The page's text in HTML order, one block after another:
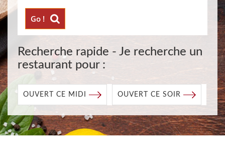
Go !
Recherche rapide - Je recherche un
restaurant pour :
OUVERT CE MIDI OUVERT CE SOIR